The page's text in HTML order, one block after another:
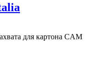
для картона CAM